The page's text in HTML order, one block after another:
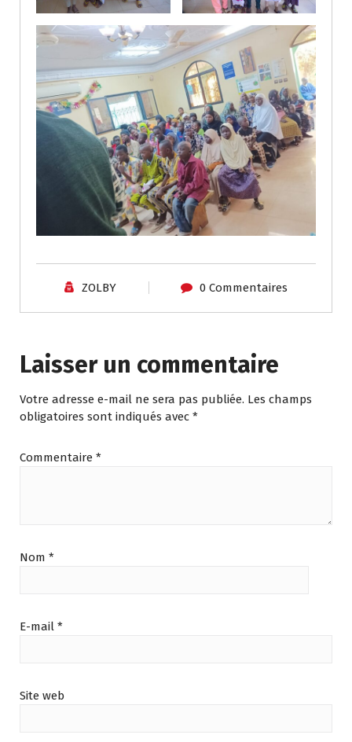
ZOLBY 0 Commentaires
Laisser un commentaire
Votre adresse e-mail ne sera pas publiée. Les champs
obligatoires sont indiqués avec *
Commentaire *
Nom *
E-mail *
Site web